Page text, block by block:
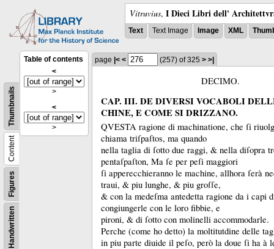
Vitruvius, I Dieci Libri dell'
Text Text Image Image XML
Handwritten
Figures
Content
Thumbnails
Table of contents
<
>
<
>
page |< < (257) of 325 > >|
DECIMO.
CAP. III. DE DIVERSI VOCABOLI
CHINE, E COME SI DRIZZANO.
QVESTA ragione di machinatione, che ſi
chiama triſpaſtos, ma quando
nella taglia di ſotto due raggi, & nella diſopra
pentaſpaſton, Ma ſe per peſi maggiori
ſi apperecchieranno le machine, allhora ſerà
traui, & piu lunghe, & piu groſſe,
& con la medeſma antedetta ragione da i capi
congiungerle con le loro fibbie, e
pironi, & di ſotto con molinelli accommodarle.
Perche (come ho detto) la moltitutdine delle
in piu parte diuide il peſo, però la doue ſi ha à